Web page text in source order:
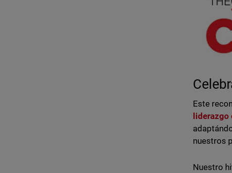
Este
nuestros
Nuestro